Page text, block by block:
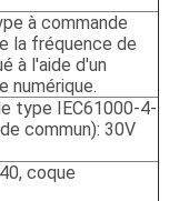
à commande
la fréquence de
à l'aide d'un
numérique.
type IEC61000-4-
commun): 30V
coque